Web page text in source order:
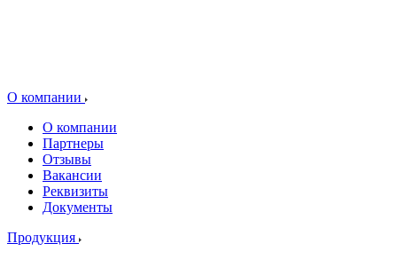
О компании
О компании
Партнеры
Отзывы
Вакансии
Реквизиты
Документы
Продукция